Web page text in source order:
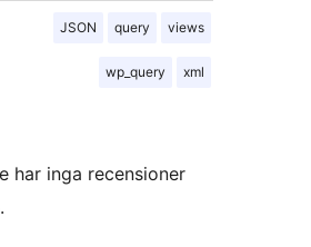
JSON query views
wp_query xml
har inga recensioner